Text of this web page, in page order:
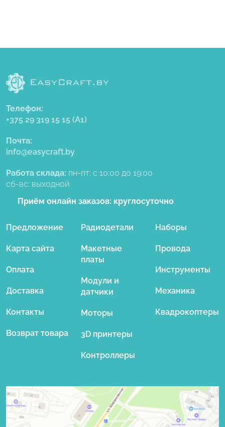
Телефон:
+375 29 319 15 15 (A1)
Почта:
info@easycraft.by
Работа склада: пн-пт: с 10:00 до 19:00
сб-вс: выходной
Приём онлайн заказов: круглосуточно
Предложение
Карта сайта
Оплата
Доставка
Контакты
Возврат товара
Радиодетали
Макетные
платы
Модули и
датчики
Моторы
3D принтеры
Контроллеры
Наборы
Провода
Инструменты
Механика
Квадрокоптеры